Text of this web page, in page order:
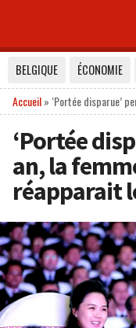
BELGIQUE ÉCONOMIE
Accueil» ‘Portée disparue’
‘Portée
an, la
réapparait